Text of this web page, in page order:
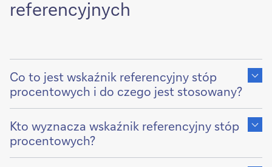
referencyjnych
Show
content
of
Co to jest wskaźnik referencyjny stóp
procentowych i do czego jest stosowany?
Show
content
of
Kto wyznacza wskaźnik referencyjny stóp
procentowych?
Show